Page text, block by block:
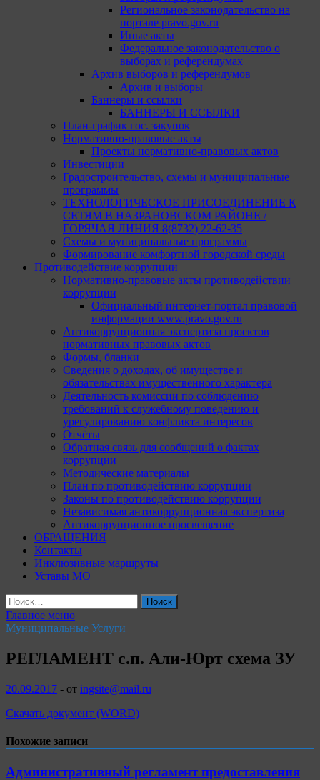
Региональное законодательство на
портале pravo.gov.ru
Иные акты
Федеральное законодательство о
выборах и референдумах
Архив выборов и референдумов
Архив и выборы
Баннеры и ссылки
БАННЕРЫ И ССЫЛКИ
План-график гос. закупок
Нормативно-правовые акты
Проекты нормативно-правовых актов
Инвестиции
Градостроительство, схемы и муниципальные
программы
ТЕХНОЛОГИЧЕСКОЕ ПРИСОЕДИНЕНИЕ К
СЕТЯМ В НАЗРАНОВСКОМ РАЙОНЕ /
ГОРЯЧАЯ ЛИНИЯ 8(8732) 22-62-35
Схемы и муниципальные программы
Формирование комфортной городской среды
Противодействие коррупции
Нормативно-правовые акты противодействии
коррупции
Официальный интернет-портал правовой
информации www.pravo.gov.ru
Антикоррупционная экспертиза проектов
нормативных правовых актов
Формы, бланки
Сведения о доходах, об имуществе и
обязательствах имущественного характера
Деятельность комиссии по соблюдению
требований к служебному поведению и
урегулированию конфликта интересов
Отчёты
Обратная связь для сообщений о фактах
коррупции
Методические материалы
План по противодействию коррупции
Законы по противодействию коррупции
Независимая антикоррупционная экспертиза
Антикоррупционное просвещение
ОБРАЩЕНИЯ
Контакты
Инклюзивные маршруты
Уставы МО
Найти:
Главное меню
Муниципальные Услуги
РЕГЛАМЕНТ с.п. Али-Юрт схема ЗУ
20.09.2017 - от ingsite@mail.ru
Скачать документ (WORD)
Похожие записи
Административный регламент предоставления